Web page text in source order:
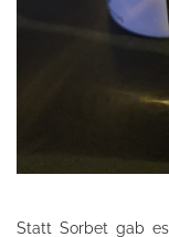
Statt Sorbet gab es